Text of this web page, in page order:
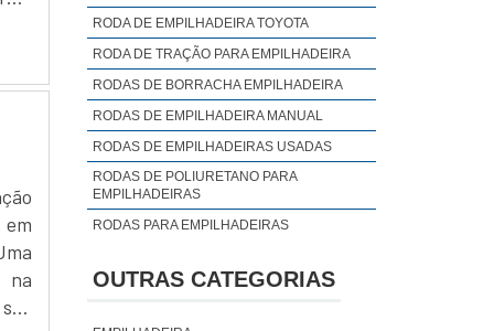
a
na
RODA DE EMPILHADEIRA TOYOTA
RODA DE TRAÇÃO PARA EMPILHADEIRA
RODAS DE BORRACHA EMPILHADEIRA
RODAS DE EMPILHADEIRA MANUAL
RODAS DE EMPILHADEIRAS USADAS
RODAS DE POLIURETANO PARA
EMPILHADEIRAS
RODAS PARA EMPILHADEIRAS
RODAS PARA EMPILHADEIRAS HYSTER
OUTRAS CATEGORIAS